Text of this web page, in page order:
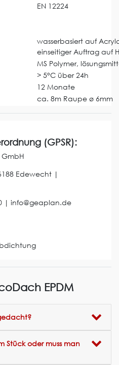
EN 12224
wasserbasiert auf
einseitiger Auftrag auf
MS Polymer,
> 5°C über 24h
12 Monate
ca. 8m Raupe ø 6mm
(GPSR):
Edewecht |
| info@geaplan.de
EPDM
Stück oder muss man